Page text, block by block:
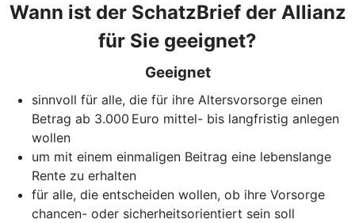
Wann ist der SchatzBrief der Allianz
für Sie geeignet?
Geeignet
sinnvoll für alle, die für ihre Altersvorsorge einen
Betrag ab 3.000 Euro mittel- bis langfristig anlegen
wollen
um mit einem einmaligen Beitrag eine lebenslange
Rente zu erhalten
für alle, die entscheiden wollen, ob ihre Vorsorge
chancen- oder sicherheitsorientiert sein soll